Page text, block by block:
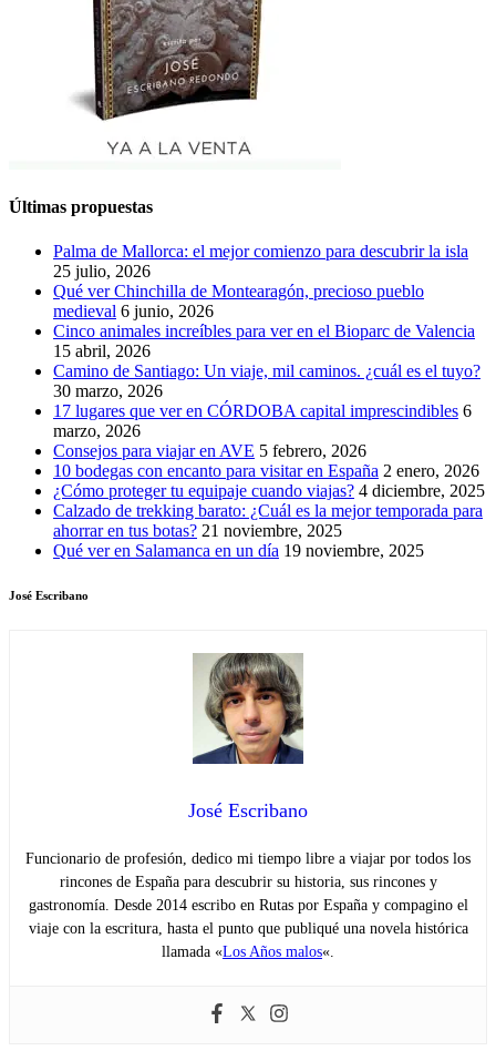
Últimas propuestas
Palma de Mallorca: el mejor comienzo para descubrir la isla
25 julio, 2026
Qué ver Chinchilla de Montearagón, precioso pueblo
medieval 6 junio, 2026
Cinco animales increíbles para ver en el Bioparc de Valencia
15 abril, 2026
Camino de Santiago: Un viaje, mil caminos. ¿cuál es el tuyo?
30 marzo, 2026
17 lugares que ver en CÓRDOBA capital imprescindibles 6
marzo, 2026
Consejos para viajar en AVE 5 febrero, 2026
10 bodegas con encanto para visitar en España 2 enero, 2026
¿Cómo proteger tu equipaje cuando viajas? 4 diciembre, 2025
Calzado de trekking barato: ¿Cuál es la mejor temporada para
ahorrar en tus botas? 21 noviembre, 2025
Qué ver en Salamanca en un día 19 noviembre, 2025
José Escribano
José Escribano
Funcionario de profesión, dedico mi tiempo libre a viajar por todos los
rincones de España para descubrir su historia, sus rincones y
gastronomía. Desde 2014 escribo en Rutas por España y compagino el
viaje con la escritura, hasta el punto que publiqué una novela histórica
llamada «Los Años malos«.